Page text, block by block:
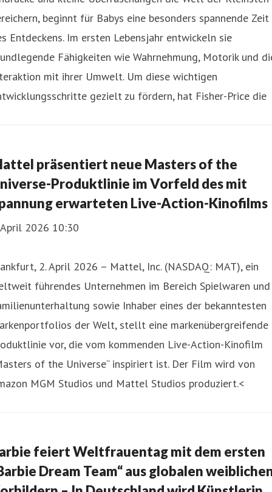
beginnt für Babys eine besonders spannende Zeit
Entdeckens. Im ersten Lebensjahr entwickeln sie
Fähigkeiten wie Wahrnehmung, Motorik und
mit ihrer Umwelt. Um diese wichtigen
gezielt zu fördern, hat Fisher-Price die
präsentiert neue Masters of the
Produktlinie im Vorfeld des mit
erwarteten Live-Action-Kinofilms
2026 10:30
2. April 2026 – Mattel, Inc. (NASDAQ: MAT), ein
führendes Unternehmen im Bereich Spielwaren und
sowie Inhaber eines der bekanntesten
der Welt, stellt eine markenübergreifende
vor, die vom kommenden Live-Action-Kinofilm
of the Universe“ inspiriert ist. Der Film wird von
MGM Studios und Mattel Studios produziert.<
feiert Weltfrauentag mit dem ersten
Dream Team“ aus globalen